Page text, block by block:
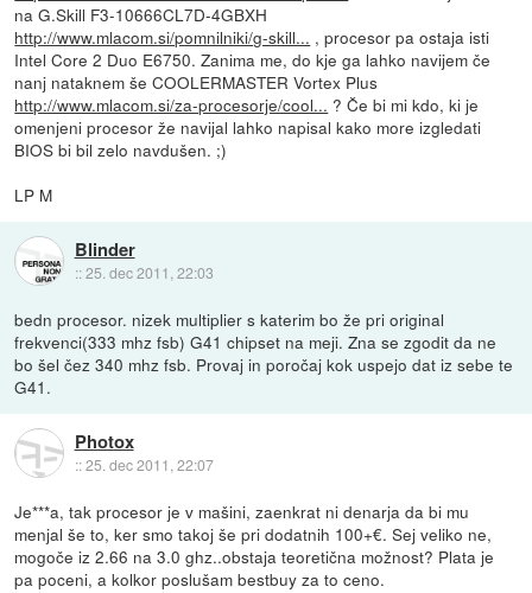
na G.Skill F3-10666CL7D-4GBXH
http://www.mlacom.si/pomnilniki/g-skill... , procesor pa ostaja isti
Intel Core 2 Duo E6750. Zanima me, do kje ga lahko navijem če
nanj nataknem še COOLERMASTER Vortex Plus
http://www.mlacom.si/za-procesorje/cool... ? Če bi mi kdo, ki je
omenjeni procesor že navijal lahko napisal kako more izgledati
BIOS bi bil zelo navdušen. ;)
LP M
Blinder
::25. dec 2011, 22:03
bedn procesor. nizek multiplier s katerim bo že pri original
frekvenci(333 mhz fsb) G41 chipset na meji. Zna se zgodit da ne
bo šel čez 340 mhz fsb. Provaj in poročaj kok uspejo dat iz sebe te
G41.
Photox
::25. dec 2011, 22:07
Je***a, tak procesor je v mašini, zaenkrat ni denarja da bi mu
menjal še to, ker smo takoj še pri dodatnih 100+€. Sej veliko ne,
mogoče iz 2.66 na 3.0 ghz..obstaja teoretična možnost? Plata je
pa poceni, a kolkor poslušam bestbuy za to ceno.